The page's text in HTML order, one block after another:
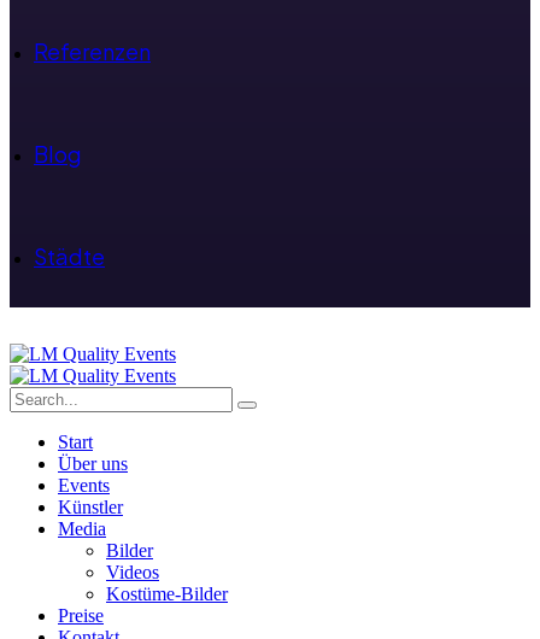
Referenzen
Blog
Städte
Start
Über uns
Events
Künstler
Media
Bilder
Videos
Kostüme-Bilder
Preise